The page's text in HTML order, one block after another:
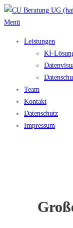
Zum
Inhalt
Menü
Leistungen
KI-
Team
Kontakt
Datenschutz
Impressum